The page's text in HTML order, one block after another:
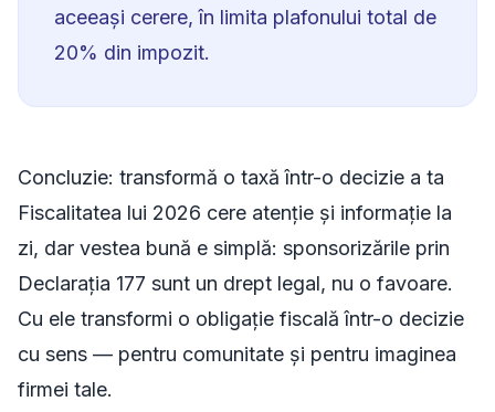
aceeași cerere, în limita plafonului total de
20% din impozit.
Concluzie: transformă o taxă într-o decizie a ta
Fiscalitatea lui 2026 cere atenție și informație la
zi, dar vestea bună e simplă: sponsorizările prin
Declarația 177 sunt un drept legal, nu o favoare.
Cu ele transformi o obligație fiscală într-o decizie
cu sens — pentru comunitate și pentru imaginea
firmei tale.